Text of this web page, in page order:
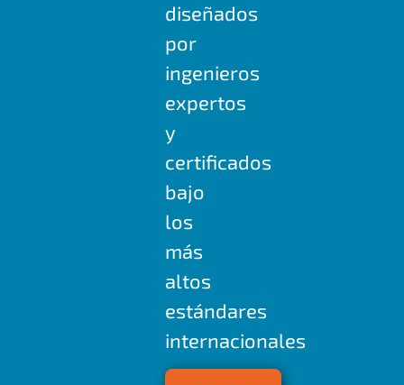
diseñados
por
ingenieros
expertos
y
certificados
bajo
los
más
altos
estándares
internacionales